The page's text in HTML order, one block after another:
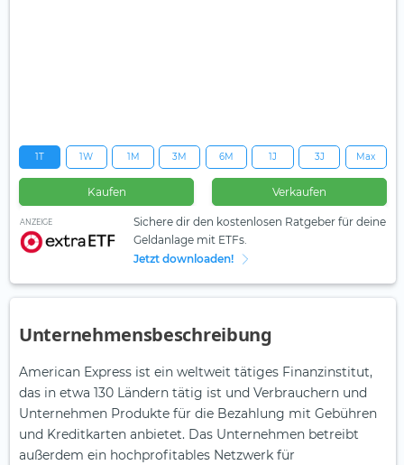
1T 1W 1M 3M 6M 1J 3J Max
Kaufen Verkaufen
ANZEIGE
Sichere dir den kostenlosen Ratgeber für deine
Geldanlage mit ETFs.
Jetzt downloaden!
Unternehmensbeschreibung
American Express ist ein weltweit tätiges Finanzinstitut,
das in etwa 130 Ländern tätig ist und Verbrauchern und
Unternehmen Produkte für die Bezahlung mit Gebühren
und Kreditkarten anbietet. Das Unternehmen betreibt
außerdem ein hochprofitables Netzwerk für